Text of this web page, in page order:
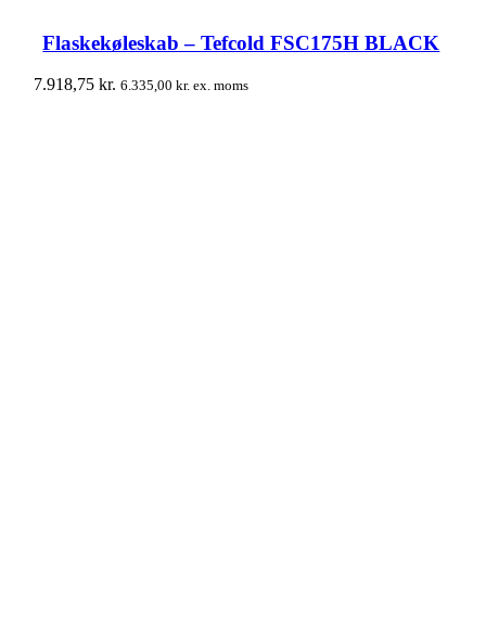
Flaskekøleskab – Tefcold FSC175H BLACK
7.918,75kr. 6.335,00kr. ex. moms